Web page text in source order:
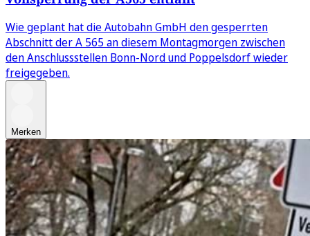
Wie geplant hat die Autobahn GmbH den gesperrten
Abschnitt der A 565 an diesem Montagmorgen zwischen
den Anschlussstellen Bonn-Nord und Poppelsdorf wieder
freigegeben.
Merken